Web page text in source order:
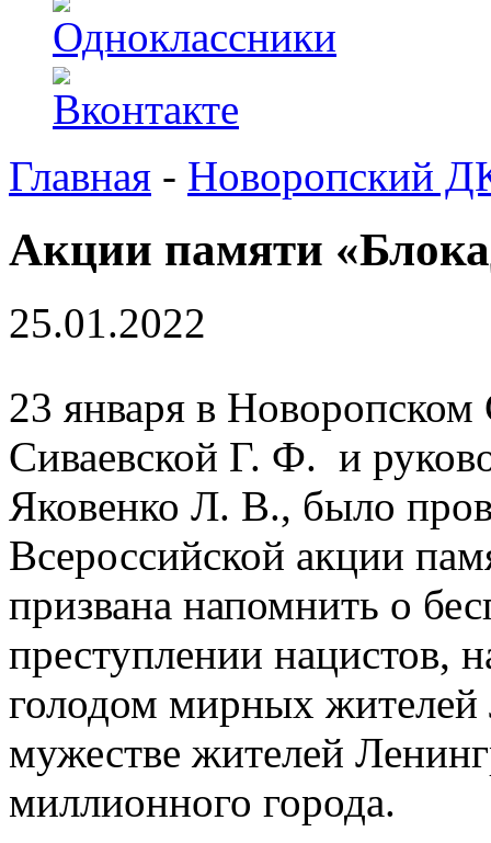
Главная - Новоропский
Акции памяти
25.01.2022
23 января в
Сиваевской Г. Ф. и
Яковенко Л. В., было
Всероссийской акции
призвана напомнить о
преступлении нацистов,
голодом мирных жителей
мужестве жителей
миллионного города.